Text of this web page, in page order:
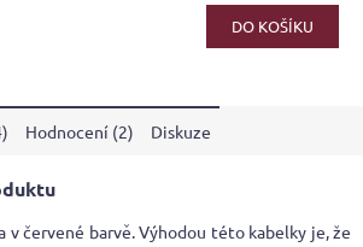
DO KOŠÍKU
Hodnocení (2) Diskuze
v červené barvě. Výhodou této kabelky je, že